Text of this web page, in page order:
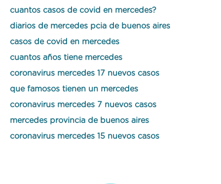
cuantos casos de covid en mercedes?
diarios de mercedes pcia de buenos aires
casos de covid en mercedes
cuantos años tiene mercedes
coronavirus mercedes 17 nuevos casos
que famosos tienen un mercedes
coronavirus mercedes 7 nuevos casos
mercedes provincia de buenos aires
coronavirus mercedes 15 nuevos casos